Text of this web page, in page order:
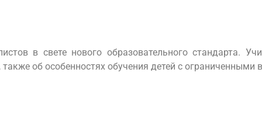
в свете нового образовательного стандарта.
об особенностях обучения детей с